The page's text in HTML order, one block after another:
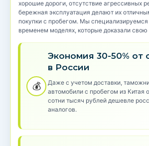
хорошие дороги, отсутствие агрессивных
бережная эксплуатация делают их
покупки с пробегом. Мы
временем моделях, которые доказали
💰
Экономия 30-50% от
в России
Даже с учетом доставки,
автомобили с пробегом из Китая
сотни тысяч рублей дешевле
аналогов.